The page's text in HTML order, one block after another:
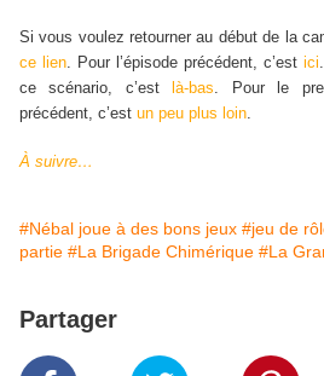
Si vous voulez retourner au début de la
ce lien. Pour l’épisode précédent, c’est ici
ce scénario, c’est
là-bas. Pour le
précédent, c’est un peu plus loin.
À suivre…
#Nébal joue à des bons jeux #jeu de
partie #La Brigade Chimérique #La
Partager